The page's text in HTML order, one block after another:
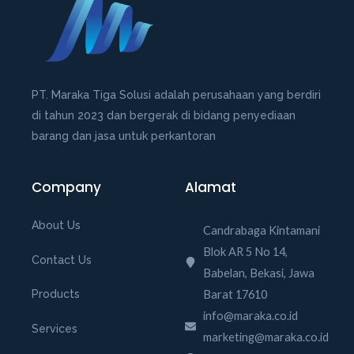
5
PT. Maraka Tiga Solusi adalah perusahaan yang berdiri
di tahun 2023 dan bergerak di bidang penyediaan
barang dan jasa untuk perkantoran
Company
About Us
Contact Us
Products
Services
Alamat
Candrabaga Kintamani
Blok AR 5 No 14,
Babelan, Bekasi, Jawa
Barat 17610
info@maraka.co.id
marketing@maraka.co.id